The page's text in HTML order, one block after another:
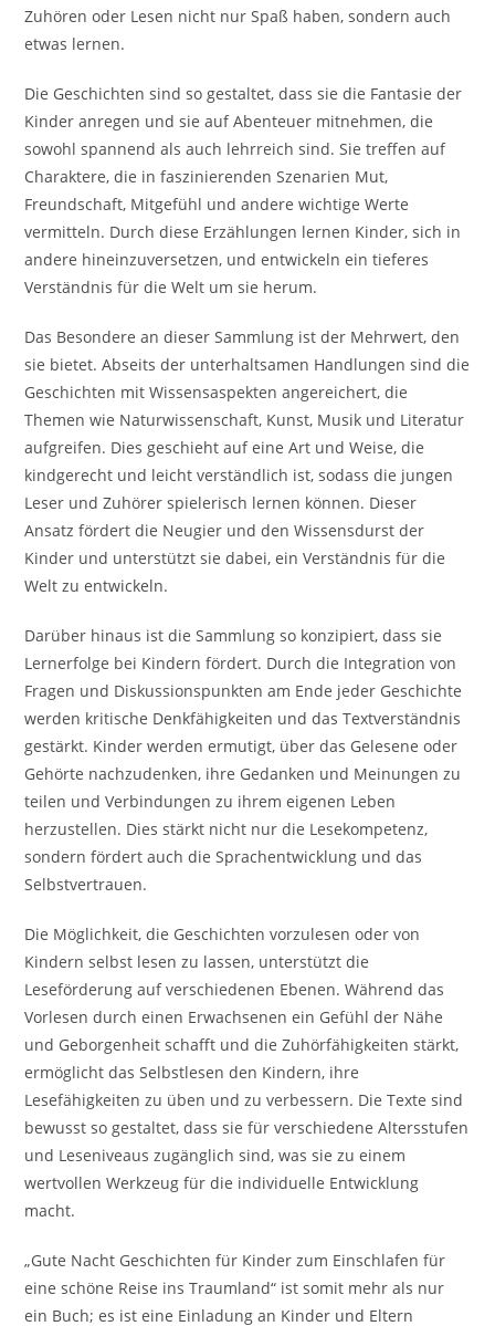
Zuhören oder Lesen nicht nur Spaß haben, sondern auch
etwas lernen.
Die Geschichten sind so gestaltet, dass sie die Fantasie der
Kinder anregen und sie auf Abenteuer mitnehmen, die
sowohl spannend als auch lehrreich sind. Sie treffen auf
Charaktere, die in faszinierenden Szenarien Mut,
Freundschaft, Mitgefühl und andere wichtige Werte
vermitteln. Durch diese Erzählungen lernen Kinder, sich in
andere hineinzuversetzen, und entwickeln ein tieferes
Verständnis für die Welt um sie herum.
Das Besondere an dieser Sammlung ist der Mehrwert, den
sie bietet. Abseits der unterhaltsamen Handlungen sind die
Geschichten mit Wissensaspekten angereichert, die
Themen wie Naturwissenschaft, Kunst, Musik und Literatur
aufgreifen. Dies geschieht auf eine Art und Weise, die
kindgerecht und leicht verständlich ist, sodass die jungen
Leser und Zuhörer spielerisch lernen können. Dieser
Ansatz fördert die Neugier und den Wissensdurst der
Kinder und unterstützt sie dabei, ein Verständnis für die
Welt zu entwickeln.
Darüber hinaus ist die Sammlung so konzipiert, dass sie
Lernerfolge bei Kindern fördert. Durch die Integration von
Fragen und Diskussionspunkten am Ende jeder Geschichte
werden kritische Denkfähigkeiten und das Textverständnis
gestärkt. Kinder werden ermutigt, über das Gelesene oder
Gehörte nachzudenken, ihre Gedanken und Meinungen zu
teilen und Verbindungen zu ihrem eigenen Leben
herzustellen. Dies stärkt nicht nur die Lesekompetenz,
sondern fördert auch die Sprachentwicklung und das
Selbstvertrauen.
Die Möglichkeit, die Geschichten vorzulesen oder von
Kindern selbst lesen zu lassen, unterstützt die
Leseförderung auf verschiedenen Ebenen. Während das
Vorlesen durch einen Erwachsenen ein Gefühl der Nähe
und Geborgenheit schafft und die Zuhörfähigkeiten stärkt,
ermöglicht das Selbstlesen den Kindern, ihre
Lesefähigkeiten zu üben und zu verbessern. Die Texte sind
bewusst so gestaltet, dass sie für verschiedene Altersstufen
und Leseniveaus zugänglich sind, was sie zu einem
wertvollen Werkzeug für die individuelle Entwicklung
macht.
„Gute Nacht Geschichten für Kinder zum Einschlafen für
eine schöne Reise ins Traumland“ ist somit mehr als nur
ein Buch; es ist eine Einladung an Kinder und Eltern